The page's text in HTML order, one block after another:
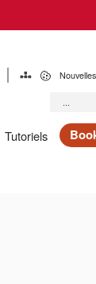
Nouvelles
Tutoriels